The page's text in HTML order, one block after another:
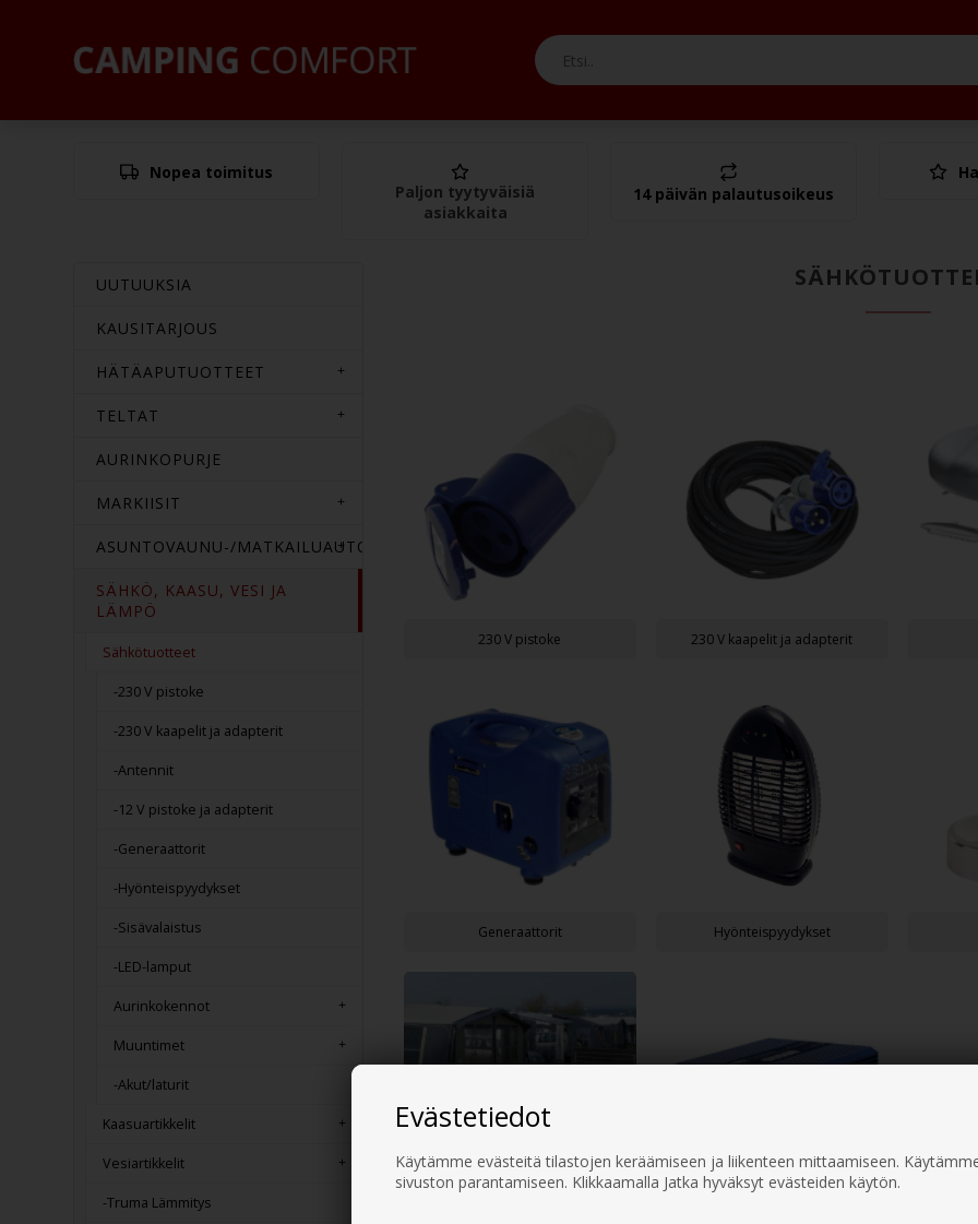
Evästetiedot
Käytämme evästeitä tilastojen keräämiseen ja liikenteen mittaamiseen.
sivuston parantamiseen. Klikkaamalla Jatka hyväksyt evästeiden käytön.
Yht.
Nopea toimitus
Paljon tyytyväisiä
asiakkaita
14 päivän palautusoikeus
UUTUUKSIA
KAUSITARJOUS
HÄTÄAPUTUOTTEET
TELTAT
AURINKOPURJE
MARKIISIT
ASUNTOVAUNU-/MATKAILUAUTOTARVIKKEET
SÄHKÖ, KAASU, VESI JA
LÄMPÖ
Sähkötuotteet
-230 V pistoke
-230 V kaapelit ja adapterit
-Antennit
-12 V pistoke ja adapterit
-Generaattorit
-Hyönteispyydykset
-Sisävalaistus
-LED-lamput
Aurinkokennot
Muuntimet
-Akut/laturit
Kaasuartikkelit
Vesiartikkelit
-Truma Lämmitys
230 V pistoke 230 V kaapelit ja adapterit
Generaattorit Hyönteispyydykset